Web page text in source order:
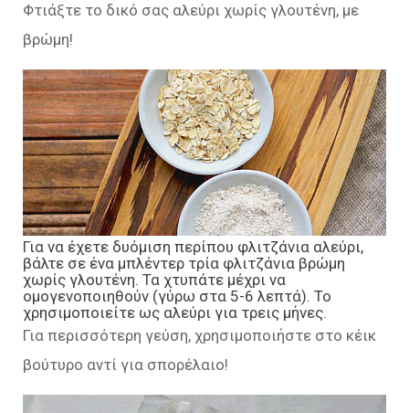
Φτιάξτε το δικό σας αλεύρι χωρίς γλουτένη, με
βρώμη!
Για να έχετε δυόμιση περίπου φλιτζάνια αλεύρι,
βάλτε σε ένα μπλέντερ τρία φλιτζάνια βρώμη
χωρίς γλουτένη. Τα χτυπάτε μέχρι να
ομογενοποιηθούν (γύρω στα 5-6 λεπτά). Το
χρησιμοποιείτε ως αλεύρι για τρεις μήνες.
Για περισσότερη γεύση, χρησιμοποιήστε στο κέικ
βούτυρο αντί για σπορέλαιο!